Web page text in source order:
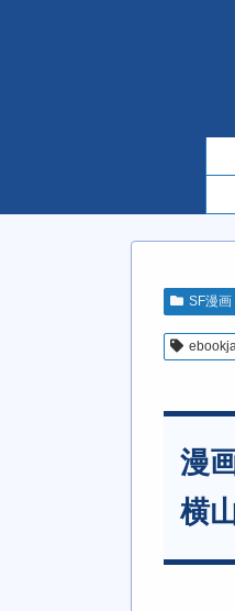
SF漫画
漫
横